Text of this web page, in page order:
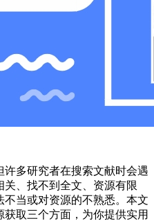
多研究者在搜索文献时会遇
、找不到全文、资源有限
当或对资源的不熟悉。本文
取三个方面，为你提供实用